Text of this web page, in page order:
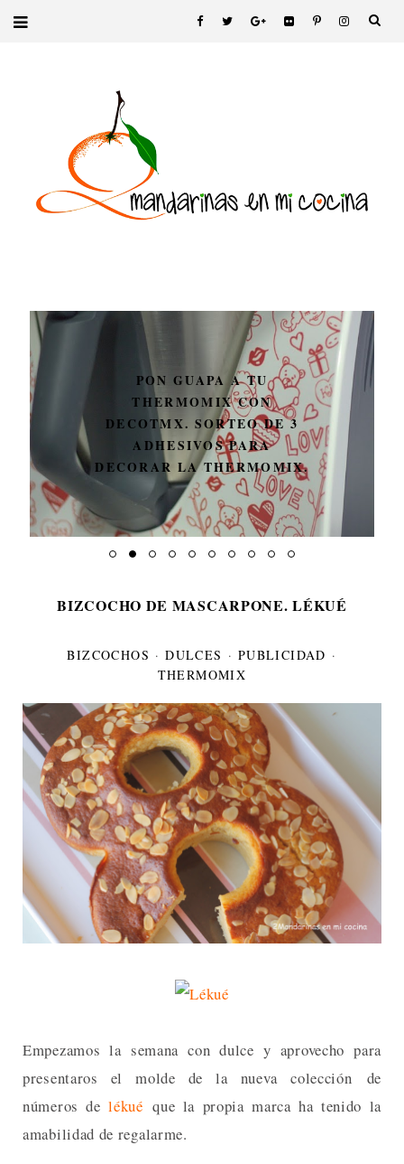
PON GUAPA A TU
THERMOMIX CON
DECOTMX. SORTEO DE 3
ADHESIVOS PARA
DECORAR LA THERMOMIX.
BIZCOCHO DE MASCARPONE. LÉKUÉ
BIZCOCHOS ·DULCES · PUBLICIDAD ·
THERMOMIX
Empezamos la semana con dulce y aprovecho para
presentaros el molde de la nueva colección de
números delékué que la propia marca ha tenido la
amabilidad de regalarme.